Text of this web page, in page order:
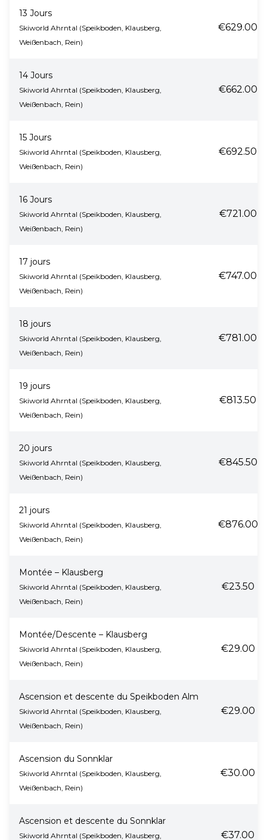
13 Jours
Skiworld Ahrntal (Speikboden, Klausberg,
Weißenbach, Rein)
€629.00
14 Jours
Skiworld Ahrntal (Speikboden, Klausberg,
Weißenbach, Rein)
€662.00
15 Jours
Skiworld Ahrntal (Speikboden, Klausberg,
Weißenbach, Rein)
€692.50
16 Jours
Skiworld Ahrntal (Speikboden, Klausberg,
Weißenbach, Rein)
€721.00
17 jours
Skiworld Ahrntal (Speikboden, Klausberg,
Weißenbach, Rein)
€747.00
18 jours
Skiworld Ahrntal (Speikboden, Klausberg,
Weißenbach, Rein)
€781.00
19 jours
Skiworld Ahrntal (Speikboden, Klausberg,
Weißenbach, Rein)
€813.50
20 jours
Skiworld Ahrntal (Speikboden, Klausberg,
Weißenbach, Rein)
€845.50
21 jours
Skiworld Ahrntal (Speikboden, Klausberg,
Weißenbach, Rein)
€876.00
Montée – Klausberg
Skiworld Ahrntal (Speikboden, Klausberg,
Weißenbach, Rein)
€23.50
Montée/Descente – Klausberg
Skiworld Ahrntal (Speikboden, Klausberg,
Weißenbach, Rein)
€29.00
Ascension et descente du Speikboden Alm
Skiworld Ahrntal (Speikboden, Klausberg,
Weißenbach, Rein)
€29.00
Ascension du Sonnklar
Skiworld Ahrntal (Speikboden, Klausberg,
Weißenbach, Rein)
€30.00
Ascension et descente du Sonnklar
Skiworld Ahrntal (Speikboden, Klausberg, €37.00